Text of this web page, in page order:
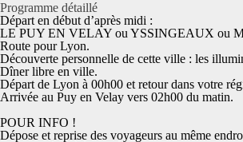
Programme détaillé
Départ en début d’après midi :
LE PUY EN VELAY ou YSSINGEAUX ou
Route pour Lyon.
Découverte personnelle de cette ville : les
Dîner libre en ville.
Départ de Lyon à 00h00 et retour dans votre
Arrivée au Puy en Velay vers 02h00 du matin.
POUR INFO !
Dépose et reprise des voyageurs au même